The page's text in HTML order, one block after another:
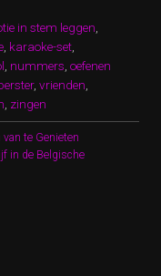
in stem leggen
karaoke-set
nummers oefenen
, vrienden
zingen
te Genieten
in de Belgische